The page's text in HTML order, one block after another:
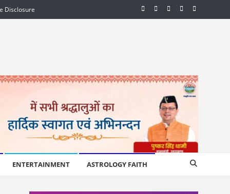
Disclosure
ENTERTAINMENT ASTROLOGY FAITH